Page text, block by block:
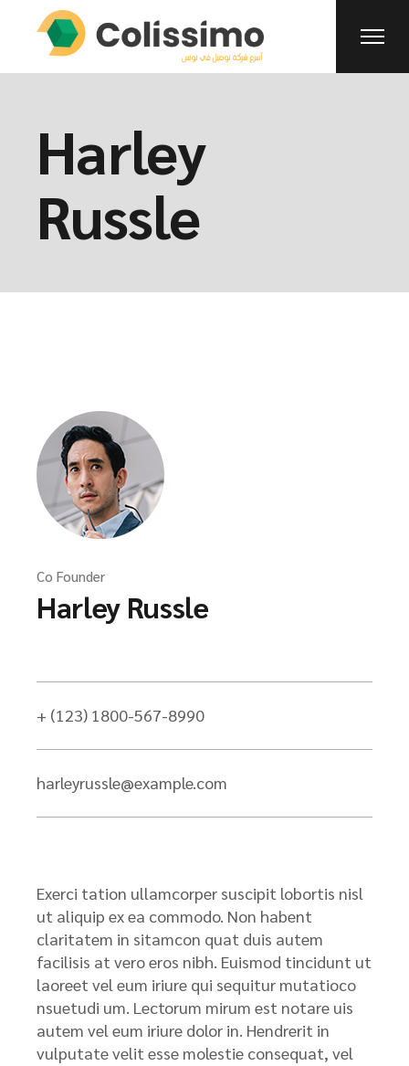
Harley
Russle
Co Founder
Harley Russle
+ (123) 1800-567-8990
harleyrussle@example.com
Exerci tation ullamcorper suscipit lobortis nisl
ut aliquip ex ea commodo. Non habent
claritatem in sitamcon quat duis autem
facilisis at vero eros nibh. Euismod tincidunt ut
laoreet vel eum iriure qui sequitur mutatioco
nsuetudi um. Lectorum mirum est notare uis
autem vel eum iriure dolor in. Hendrerit in
vulputate velit esse molestie consequat, vel